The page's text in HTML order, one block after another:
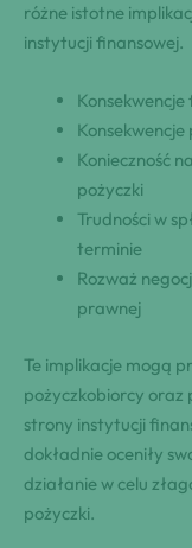
różne istotne
instytucji finansowej.
Konieczność
pożyczki
Trudności w
terminie
Rozważ
prawnej
Te implikacje mogą
pożyczkobiorcy oraz
strony instytucji
dokładnie oceniły
działanie w celu
pożyczki.